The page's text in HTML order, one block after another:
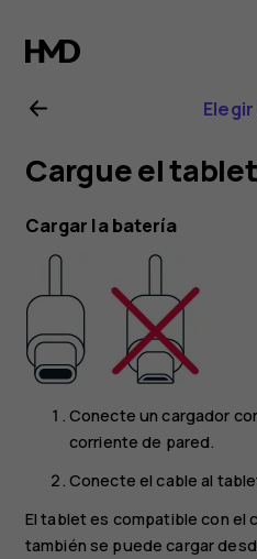
Guía
del
usuario
del
Nokia
T20
Cargue el tablet
Cargar la batería
Conecte un cargador
corriente de pared.
Conecte el cable al
El tablet es compatible con el
también se puede cargar